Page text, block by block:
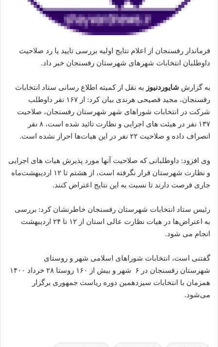
فرماندار رفسنجان از اعلام نتایج اولیه بررسی تایید یا رد صلاحیت
داوطلبان انتخابات شهرهای شهرستان رفسنجان خبر داد.
به گزارش شایوردنیوز به نقل از کمیته اطلاع رسانی ستاد انتخابات
رفسنجان، مجید فصیحی هرندی بیان کرد: از ۱۶۷ نفر داوطلب
شرکت در انتخابات شوراهای شهر شهرستان رفسنجان، صلاحیت
۱۳۷ نفر در هیئت های اجرایی و نظارت تائید شده است، ۸ نفر
انصراف داده و صلاحیت ۲۲ نفر در این هیات‌ها احراز نشده است.
وی افزود: داوطلبانی که صلاحیت آنها مورد پذیرش هیات های اجرایی
و نظارت شهرستان قرار نگرفته است، از هشتم تا ۱۲ اردیبهشت‌ماه
جاری فرصت دارند تا نسبت به این نتایج اعتراض کنند.
رئیس ستاد انتخابات شهرستان رفسنجان خاطرنشان کرد: بررسی
به اعتراض‌ها در هیات نظارت عالی استان از ۱۲ تا ۲۴ اردیبهشت
انجام می شود.
گفتنی است، انتخابات شوراهای اسلامی شهر و روستای
شهرستان رفسنجان در ۶ شهر و بیش از ۱۶۰ روستا ۲۸ خرداد ۱۴۰۰
همزمان با انتخابات سیزدهمین دوره ریاست جمهوری برگزار
می‌شود.